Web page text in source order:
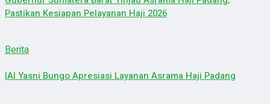
Pastikan Kesiapan Pelayanan Haji 2026
Berita
IAI Yasni Bungo Apresiasi Layanan Asrama Haji Padang